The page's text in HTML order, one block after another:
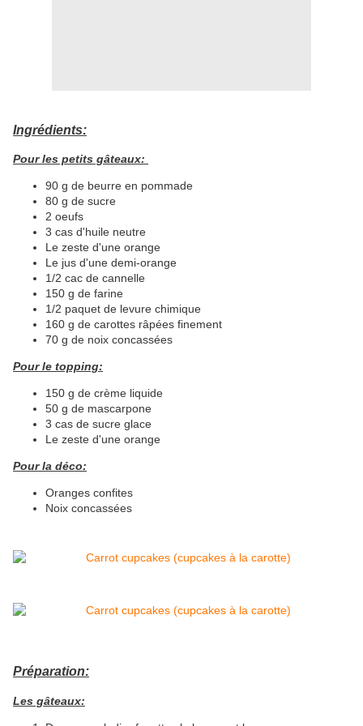
Ingrédients:
Pour les petits gâteaux:
90 g de beurre en pommade
80 g de sucre
2 oeufs
3 cas d'huile neutre
Le zeste d'une orange
Le jus d'une demi-orange
1/2 cac de cannelle
150 g de farine
1/2 paquet de levure chimique
160 g de carottes râpées finement
70 g de noix concassées
Pour le topping:
150 g de crème liquide
50 g de mascarpone
3 cas de sucre glace
Le zeste d'une orange
Pour la déco:
Oranges confites
Noix concassées
Préparation:
Les gâteaux: